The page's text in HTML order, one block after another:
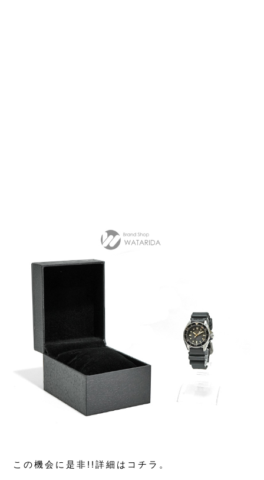
この機会に是非!!詳細はコチラ。